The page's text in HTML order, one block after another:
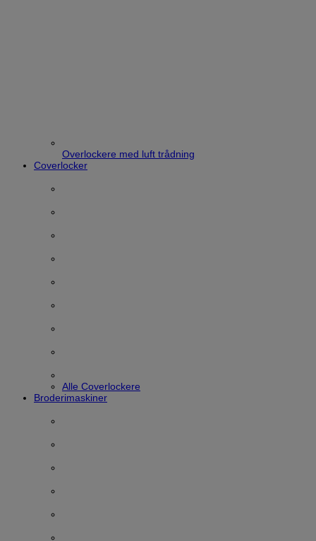
Overlockere med luft trådning
Coverlocker
Alle Coverlockere
Broderimaskiner